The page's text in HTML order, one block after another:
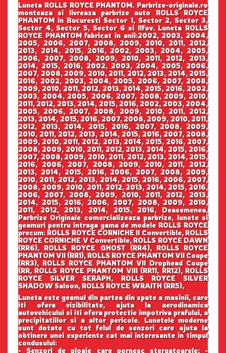
Luneta ROLLS ROYCE PHANTOM. Parbrize-originale.ro
monteaza si livreaza parbrize auto ROLLS ROYCE
PHANTOM in Bucuresti Sector 1, Sector 2, Sector 3,
Sector 4, Sector 5, Sector 6 si Ilfov. Luneta ROLLS
ROYCE PHANTOM fabricat in anii:2002, 2003, 2004,
2005, 2006, 2007, 2008, 2009, 2010, 2011, 2012,
2013, 2014, 2015, 2016, 2002, 2003, 2004, 2005,
2006, 2007, 2008, 2009, 2010, 2011, 2012, 2013,
2014, 2015, 2016, 2002, 2003, 2004, 2005, 2006,
2007, 2008, 2009, 2010, 2011, 2012, 2013, 2014, 2015,
2016, 2002, 2003, 2004, 2005, 2006, 2007, 2008,
2009, 2010, 2011, 2012, 2013, 2014, 2015, 2016, 2002,
2003, 2004, 2005, 2006, 2007, 2008, 2009, 2010,
2011, 2012, 2013, 2014, 2015, 2016, 2002, 2003, 2004,
2005, 2006, 2007, 2008, 2009, 2010, 2011, 2012,
2013, 2014, 2015, 2016, 2007, 2008, 2009, 2010, 2011,
2012, 2013, 2014, 2015, 2016, 2007, 2008, 2009,
2010, 2011, 2012, 2013, 2014, 2015, 2016, 2007, 2008,
2009, 2010, 2011, 2012, 2013, 2014, 2015, 2016, 2007,
2008, 2009, 2010, 2011, 2012, 2013, 2014, 2015, 2016,
2007, 2008, 2009, 2010, 2011, 2012, 2013, 2014, 2015,
2016, 2006, 2007, 2008, 2009, 2010, 2011, 2012,
2013, 2014, 2015, 2016, 2006, 2007, 2008, 2009,
2010, 2011, 2012, 2013, 2014, 2015, 2016, 2006, 2007,
2008, 2009, 2010, 2011, 2012, 2013, 2014, 2015, 2016,
2006, 2007, 2008, 2009, 2010, 2011, 2012, 2013,
2014, 2015, 2016, 2006, 2007, 2008, 2009, 2010,
2011, 2012, 2013, 2014, 2015, 2016, Deasemenea,
Parbrize Originale comercializeaza parbrize, lunete si
geamuri pentru intraga gama de modele ROLLS ROYCE
precum: ROLLS ROYCE CORNICHE II Convertible, ROLLS
ROYCE CORNICHE V Convertible, ROLLS ROYCE DAWN
(RR6), ROLLS ROYCE GHOST (RR4), ROLLS ROYCE
PHANTOM VII (RR1), ROLLS ROYCE PHANTOM VII Coupe
(RR3), ROLLS ROYCE PHANTOM VII Drophead Coupe
(RR, ROLLS ROYCE PHANTOM VIII (RR11, RR12), ROLLS
ROYCE SILVER SERAPH, ROLLS ROYCE SILVER
SHADOW Saloon, ROLLS ROYCE WRAITH (RR5),
Luneta este geamul din partea din spate a masinii, care
iti ofera vizibilitate, ajuta la aerodinamica
autovehicului si iti ofera protectie impotriva prafului, a
precipitatiilor si a altor pericole. Lunetele moderne
sunt dotate cu tot felul de senzori care ajuta la
obtinere unei experiente cat mai interesante in timpul
condusului:
- Senzori de ploaie care pornesc stergatoarele; -